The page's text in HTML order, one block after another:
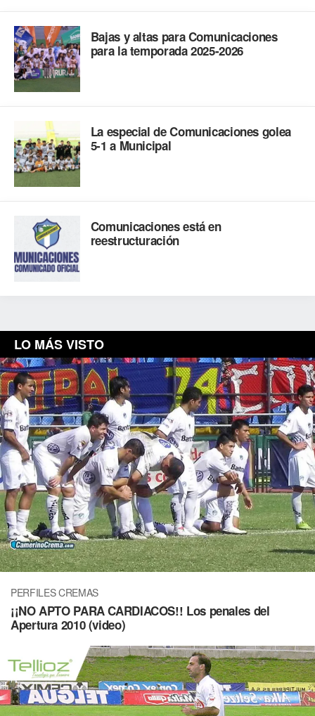
Bajas y altas para Comunicaciones
para la temporada 2025-2026
La especial de Comunicaciones golea
5-1 a Municipal
Comunicaciones está en
reestructuración
LO MÁS VISTO
PERFILES CREMAS
¡¡NO APTO PARA CARDIACOS!! Los penales del
Apertura 2010 (video)